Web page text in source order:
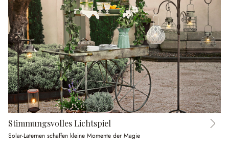
Stimmungsvolles Lichtspiel
Solar-Laternen schaffen kleine Momente der Magie